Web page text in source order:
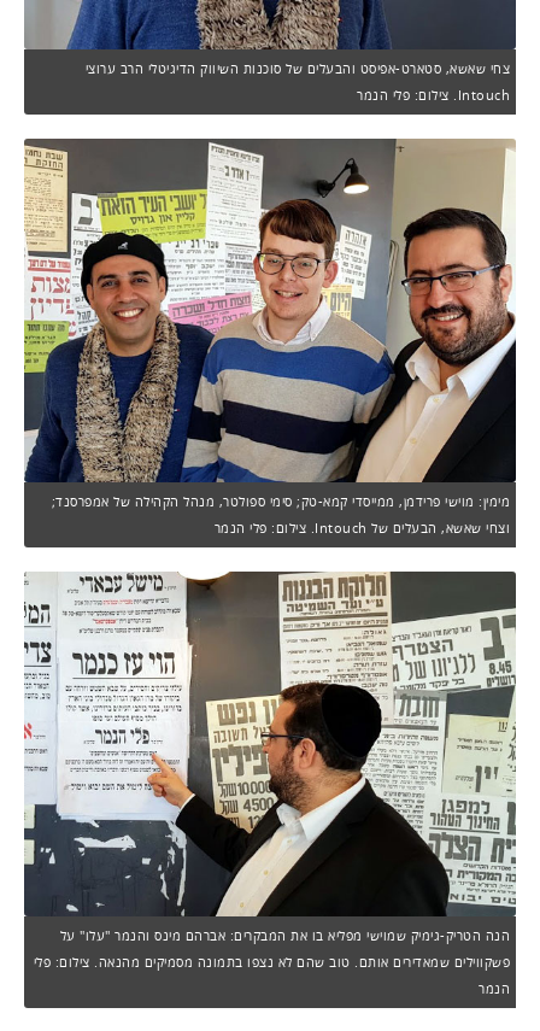
צחי שאשא, סטארט-אפיסט והבעלים של סוכנות השיווק הדיגיטלי הרב ערוצי
Intouch. צילום: פלי הנמר
מימין: מוישי פרידמן, ממייסדי קמא-טק; סימי ספולטר, מנהל הקהילה של אמפרסנד;
וצחי שאשא, הבעלים של Intouch. צילום: פלי הנמר
הנה הטריק-גימיק שמוישי מפליא בו את המבקרים: אברהם מינס והנמר "עלו" על
פשקווילים שמאדירים אותם. טוב שהם לא נצפו בתמונה מסמיקים מהנאה. צילום: פלי
הנמר